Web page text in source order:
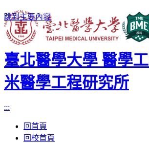
跳到主要內容
臺北醫學大學 醫學
米醫學工程研究所
:::
回首頁
回校首頁